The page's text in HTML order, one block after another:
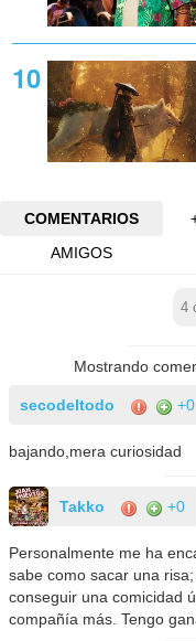
COMENTARIOS
AMIGOS
4
Mostrando
secodeltodo +0
bajando,mera curiosidad
Takko +0
Personalmente me ha
sabe como sacar una
conseguir una comicidad
compañía más. Tengo